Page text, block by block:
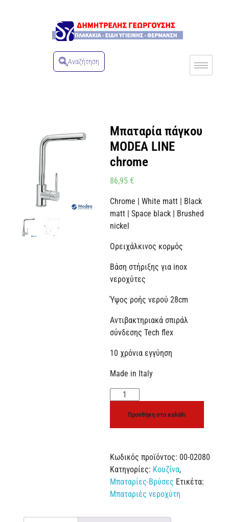
Αναζήτηση
Μπαταρία πάγκου
MODEA LINE
chrome
86,95 €
Chrome | White matt | Black
matt | Space black | Brushed
nickel
Ορειχάλκινος κορμός
Βάση στήριξης για inox
νεροχύτες
Ύψος ροής νερού 28cm
Αντιβακτηριακά σπιράλ
σύνδεσης Tech flex
10 χρόνια εγγύηση
Made in Italy
Προσθήκη στο καλάθι
Κωδικός προϊόντος: 00-02080
Κατηγορίες: Κουζίνα,
Μπαταρίες-Βρύσες Ετικέτα:
Μπαταριές νεροχύτη